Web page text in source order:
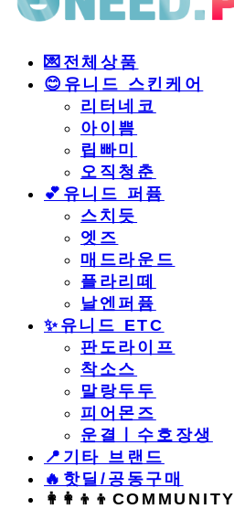
💌전체상품
😊유니드 스킨케어
리터네코
아이쁨
립빠미
오직청춘
💕유니드 퍼퓸
스치듯
엣즈
매드라운드
플라리떼
날엔퍼퓸
​✨유니드 ETC
판도라이프
착소스
말랑두두
피어몬즈
운결ㅣ수호장생
📍기타 브랜드
🔥핫딜/공동구매
👩‍👩‍👦‍👦COMMUNITY